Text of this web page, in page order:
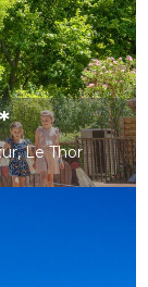
Le Thor